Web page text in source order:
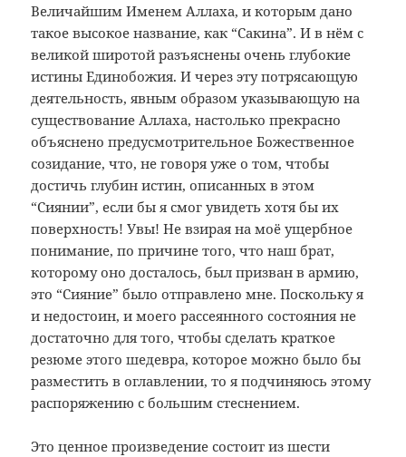
Величайшим Именем Аллаха, и которым дано
такое высокое название, как “Сакина”. И в нём с
великой широтой разъяснены очень глубокие
истины Единобожия. И через эту потрясающую
деятельность, явным образом указывающую на
существование Аллаха, настолько прекрасно
объяснено предусмотрительное Божественное
созидание, что, не говоря уже о том, чтобы
достичь глубин истин, описанных в этом
“Сиянии”, если бы я смог увидеть хотя бы их
поверхность! Увы! Не взирая на моё ущербное
понимание, по причине того, что наш брат,
которому оно досталось, был призван в армию,
это “Сияние” было отправлено мне. Поскольку я
и недостоин, и моего рассеянного состояния не
достаточно для того, чтобы сделать краткое
резюме этого шедевра, которое можно было бы
разместить в оглавлении, то я подчиняюсь этому
распоряжению с большим стеснением.
Это ценное произведение состоит из шести